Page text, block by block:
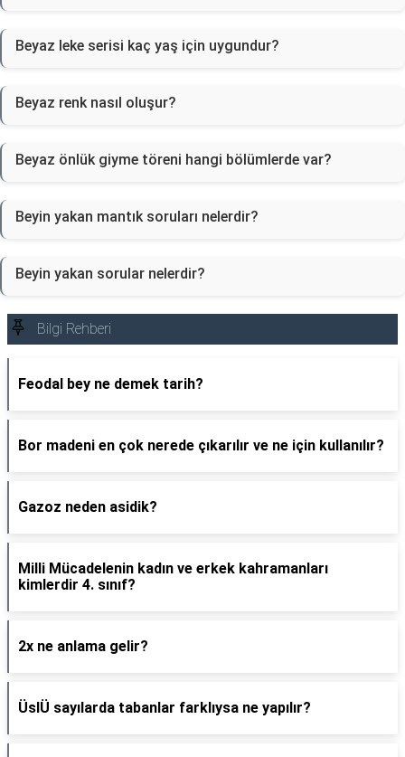
Beyaz leke serisi kaç yaş için uygundur?
Beyaz renk nasıl oluşur?
Beyaz önlük giyme töreni hangi bölümlerde var?
Beyin yakan mantık soruları nelerdir?
Beyin yakan sorular nelerdir?
Bilgi Rehberi
Feodal bey ne demek tarih?
Bor madeni en çok nerede çıkarılır ve ne için kullanılır?
Gazoz neden asidik?
Milli Mücadelenin kadın ve erkek kahramanları
kimlerdir 4. sınıf?
2x ne anlama gelir?
ÜslÜ sayılarda tabanlar farklıysa ne yapılır?